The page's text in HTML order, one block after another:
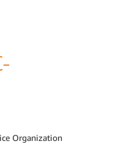
Organization